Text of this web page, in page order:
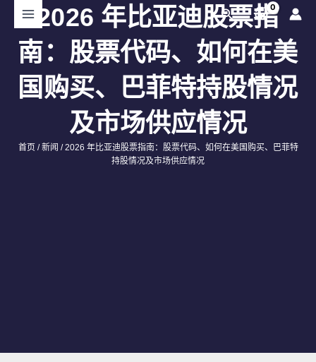
搜
索
2026 年比亚迪股票指
南：股票代码、如何在美
国购买、巴菲特持股情况
及市场供应情况
首页 /新闻 / 2026 年比亚迪股票指南：股票代码、如何在美国购买、巴菲特
持股情况及市场供应情况